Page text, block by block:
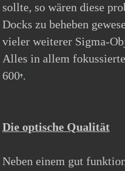
sollte, so wären diese
Docks zu beheben
vieler weiterer Sigma-
Alles in allem
600 .
Die optische Qualität
Neben einem gut